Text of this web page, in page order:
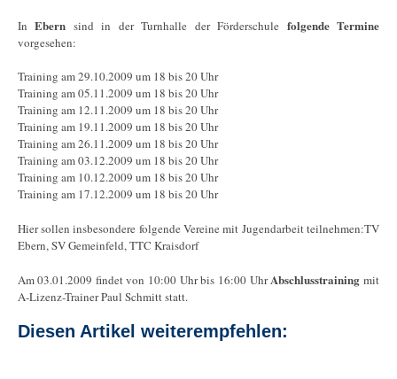
In Ebern sind in der Turnhalle der Förderschule folgende Termine
vorgesehen:
Training am 29.10.2009 um 18 bis 20 Uhr
Training am 05.11.2009 um 18 bis 20 Uhr
Training am 12.11.2009 um 18 bis 20 Uhr
Training am 19.11.2009 um 18 bis 20 Uhr
Training am 26.11.2009 um 18 bis 20 Uhr
Training am 03.12.2009 um 18 bis 20 Uhr
Training am 10.12.2009 um 18 bis 20 Uhr
Training am 17.12.2009 um 18 bis 20 Uhr
Hier sollen insbesondere folgende Vereine mit Jugendarbeit teilnehmen:TV
Ebern, SV Gemeinfeld, TTC Kraisdorf
Am 03.01.2009 findet von 10:00 Uhr bis 16:00 UhrAbschlusstraining mit
A-Lizenz-Trainer Paul Schmitt statt.
Diesen Artikel weiterempfehlen: